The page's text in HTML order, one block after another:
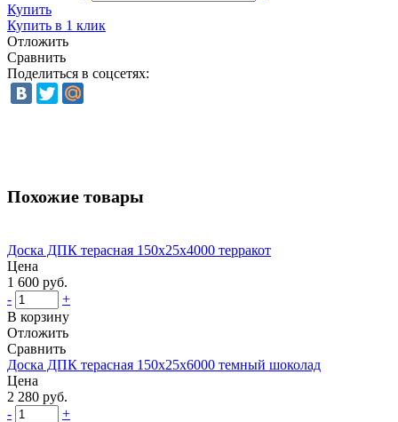
Купить
Купить в 1 клик
Отложить
Сравнить
Поделиться в соцсетях:
Похожие товары
Доска ДПК терасная 150х25х4000 терракот
Цена
1 600 руб.
-
+
В корзину
Отложить
Сравнить
Доска ДПК терасная 150х25х6000 темный шоколад
Цена
2 280 руб.
-
+